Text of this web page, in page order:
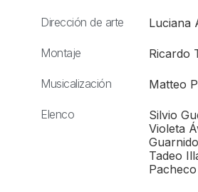
Dirección de arte Luciana
Montaje Ricardo
Musicalización Matteo
Elenco
Silvio
Violeta
Guarnido
Tadeo
Pacheco